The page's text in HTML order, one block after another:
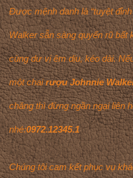
Được mệnh danh là “tuyệt
Walker sẵn sàng quyến rũ
cùng dư vị êm dịu, kéo dài.
một chairượu Johnnie
chăng thì đừng ngần ngại liên
nhé:0972.12345.1
Chúng tôi cam kết phục vụ